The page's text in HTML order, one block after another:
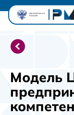
Проектный офис
Студентам
Ключевые
Полезное
Контакты
Модель